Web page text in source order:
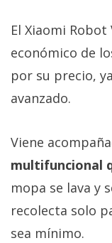
El Xiaomi
económico de
por su precio,
avanzado.
Viene
multifuncional
mopa se lava y
recolecta solo
sea mínimo.